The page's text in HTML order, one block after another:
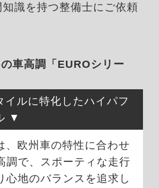
識を持つ整備士にご依頼
車高調「EUROシリー
イルに特化したハイパフ
、欧州車の特性に合わせ
調で、スポーティな走行
心地のバランスを追求し